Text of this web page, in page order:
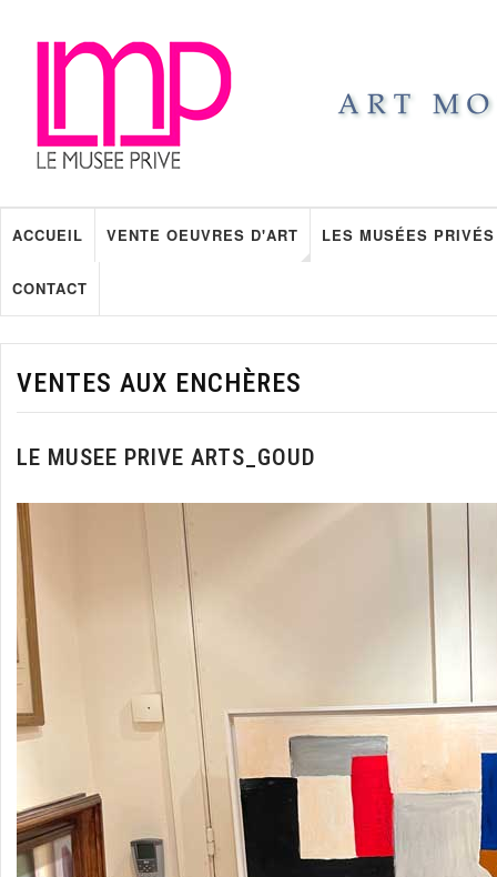
ACCUEIL VENTE OEUVRES D'ART LES MUSÉES PRIVÉS
CONTACT
VENTES AUX ENCHÈRES
LE MUSEE PRIVE ARTS_GOUD